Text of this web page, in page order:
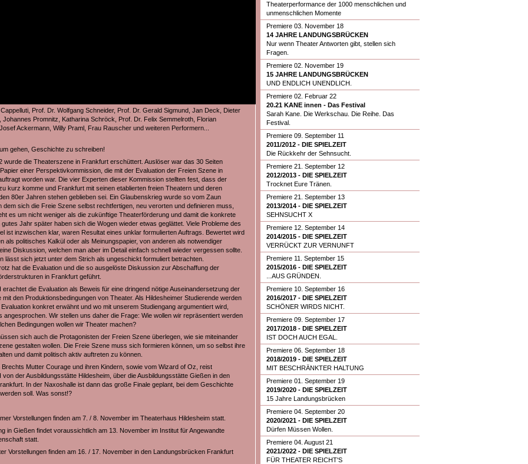
Prof. Dr. Wolfgang Schneider, Prof. Dr. Gerald Sigmund, Jan Deck, Dieter
Johannes Promnitz, Katharina Schröck, Prof. Dr. Felix Semmelroth, Florian
Ackermann, Willy Praml, Frau Rauscher und weiteren Performern...
gehen, Geschichte zu schreiben!
wurde die Theaterszene in Frankfurt erschüttert. Auslöser war das 30 Seiten
einer Perspektivkommission, die mit der Evaluation der Freien Szene in
worden war. Die vier Experten dieser Kommission stellten fest, dass der
kurz komme und Frankfurt mit seinen etablierten freien Theatern und deren
80er Jahren stehen geblieben sei. Ein Glaubenskrieg wurde so vom Zaun
dem sich die Freie Szene selbst rechtfertigen, neu verorten und definieren muss,
es um nicht weniger als die zukünftige Theaterförderung und damit die konkrete
gutes Jahr später haben sich die Wogen wieder etwas geglättet. Viele Probleme des
ist inzwischen klar, waren Resultat eines unklar formulierten Auftrags. Bewertet wird
als politisches Kalkül oder als Meinungspapier, von anderen als notwendiger
Diskussion, welchen man aber im Detail einfach schnell wieder vergessen sollte.
lässt sich jetzt unter dem Strich als ungeschickt formuliert betrachten.
hat die Evaluation und die so ausgelöste Diskussion zur Abschaffung der
in Frankfurt geführt.
erachtet die Evaluation als Beweis für eine dringend nötige Auseinandersetzung der
mit den Produktionsbedingungen von Theater. Als Hildesheimer Studierende werden
konkret erwähnt und wo mit unserem Studiengang argumentiert wird,
angesprochen. Wir stellen uns daher die Frage: Wie wollen wir repräsentiert werden
Bedingungen wollen wir Theater machen?
sich auch die Protagonisten der Freien Szene überlegen, wie sie miteinander
gestalten wollen. Die Freie Szene muss sich formieren können, um so selbst ihre
und damit politisch aktiv auftreten zu können.
Brechts Mutter Courage und ihren Kindern, sowie vom Wizard of Oz, reist
von der Ausbildungsstätte Hildesheim, über die Ausbildungsstätte Gießen in den
In der Naxoshalle ist dann das große Finale geplant, bei dem Geschichte
soll. Was sonst!?
Vorstellungen finden am 7. / 8. November im Theaterhaus Hildesheim statt.
in Gießen findet voraussichtlich am 13. November im Institut für Angewandte
statt.
Vorstellungen finden am 16. / 17. November in den Landungsbrücken Frankfurt
Theaterperformance der 1000 menschlichen und
unmenschlichen Momente
Premiere 03. November 18
14 JAHRE LANDUNGSBRÜCKEN
Nur wenn Theater Antworten gibt, stellen sich
Fragen.
Premiere 02. November 19
15 JAHRE LANDUNGSBRÜCKEN
UND ENDLICH UNENDLICH.
Premiere 02. Februar 22
20.21 KANE innen - Das Festival
Sarah Kane. Die Werkschau. Die Reihe. Das
Festival.
Premiere 09. September 11
2011/2012 - DIE SPIELZEIT
Die Rückkehr der Sehnsucht.
Premiere 21. September 12
2012/2013 - DIE SPIELZEIT
Trocknet Eure Tränen.
Premiere 21. September 13
2013/2014 - DIE SPIELZEIT
SEHNSUCHT X
Premiere 12. September 14
2014/2015 - DIE SPIELZEIT
VERRÜCKT ZUR VERNUNFT
Premiere 11. September 15
2015/2016 - DIE SPIELZEIT
...AUS GRÜNDEN.
Premiere 10. September 16
2016/2017 - DIE SPIELZEIT
SCHÖNER WIRDS NICHT.
Premiere 09. September 17
2017/2018 - DIE SPIELZEIT
IST DOCH AUCH EGAL.
Premiere 06. September 18
2018/2019 - DIE SPIELZEIT
MIT BESCHRÄNKTER HALTUNG
Premiere 01. September 19
2019/2020 - DIE SPIELZEIT
15 Jahre Landungsbrücken
Premiere 04. September 20
2020/2021 - DIE SPIELZEIT
Dürfen Müssen Wollen.
Premiere 04. August 21
2021/2022 - DIE SPIELZEIT
FÜR THEATER REICHT'S